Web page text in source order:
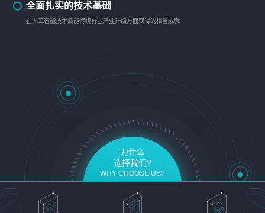
全面扎实的技术基础
在人工智能技术赋能传统行业产业升级方面获得的相当成就
为什么
选择我们?
WHY CHOOSE US?